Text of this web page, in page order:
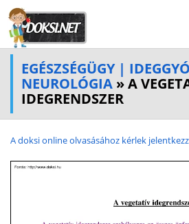
EGÉSZSÉGÜGY |
NEUROLÓGIA » A
IDEGRENDSZER
A doksi online olvasásához kérlek